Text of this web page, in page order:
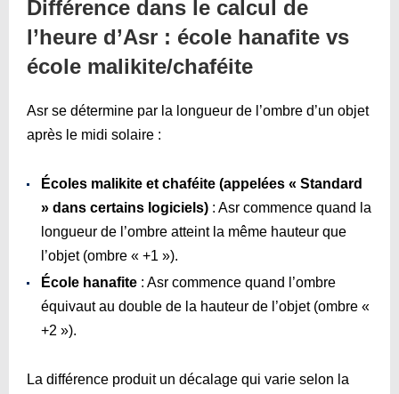
Différence dans le calcul de
l’heure d’Asr : école hanafite vs
école malikite/chaféite
Asr se détermine par la longueur de l’ombre d’un objet
après le midi solaire :
Écoles malikite et chaféite (appelées « Standard
» dans certains logiciels) : Asr commence quand la
longueur de l’ombre atteint la même hauteur que
l’objet (ombre « +1 »).
École hanafite : Asr commence quand l’ombre
équivaut au double de la hauteur de l’objet (ombre «
+2 »).
La différence produit un décalage qui varie selon la